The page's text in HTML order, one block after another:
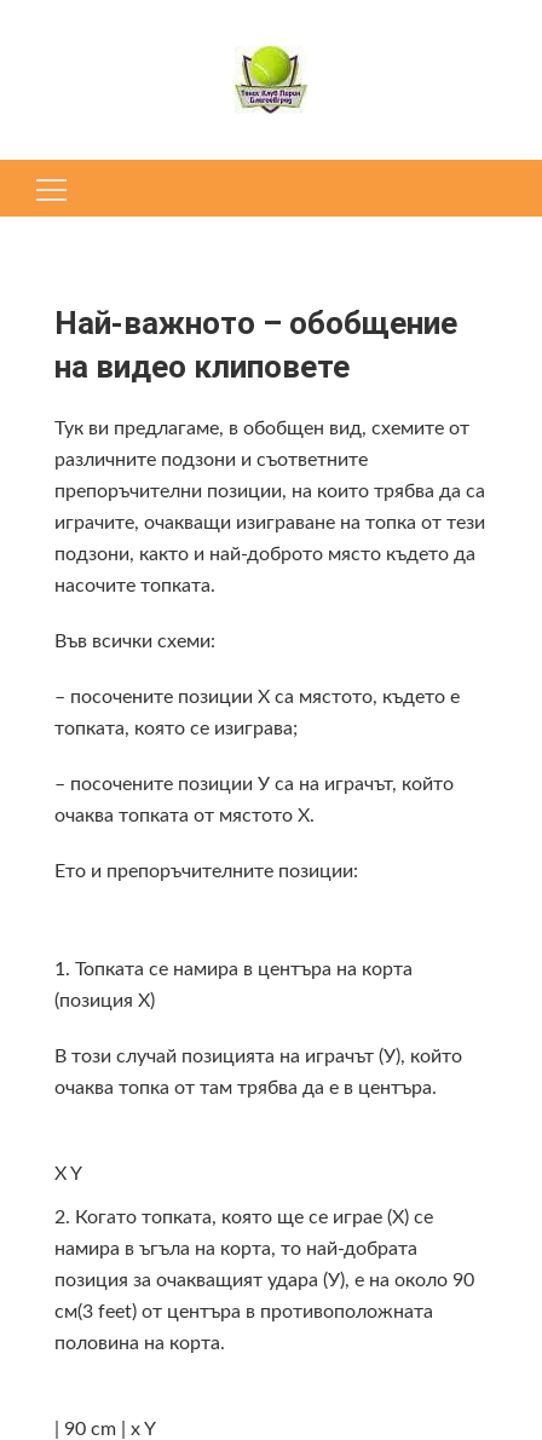
Най-важното – обобщение
на видео клиповете
Тук ви предлагаме, в обобщен вид, схемите от
различните подзони и съoтветните
препоръчителни позиции, на които трябва да са
играчите, очакващи изиграване на топка от тези
подзони, както и най-доброто място където да
насочите топката.
Във всички схеми:
– посочените позиции Х са мястото, където е
топката, която се изиграва;
– посочените позиции У са на играчът, който
очаква топката от мястото Х.
Ето и препоръчителните позиции:
1. Топката се намира в центъра на корта
(позиция Х)
В този случай позицията на играчът (У), който
очаква топка от там трябва да е в центъра.
XY
2. Когато топката, която ще се играе (Х) се
намира в ъгъла на корта, то най-добрата
позиция за очакващият удара (У), е на около 90
см(3 feet) от центъра в противоположната
половина на корта.
| 90 cm | xY